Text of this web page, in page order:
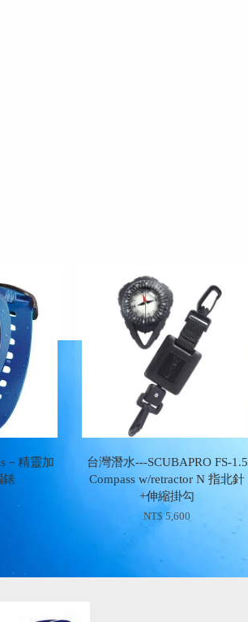
－精靈加
錶
台灣潛水---SCUBAPRO FS-1.5
Compass w/retractor N 指北針
+伸縮掛勾
NT$ 5,600